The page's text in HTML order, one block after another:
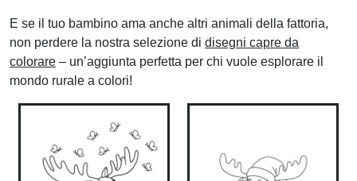
E se il tuo bambino ama anche altri animali della fattoria,
non perdere la nostra selezione di disegni capre da
colorare – un’aggiunta perfetta per chi vuole esplorare il
mondo rurale a colori!